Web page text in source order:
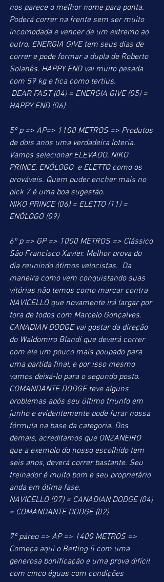
nos parece o melhor nome para ponta.
Poderá correr na frente sem ser muito
incomodada e vencer de um extremo ao
outro. ENERGIA GIVE tem seus dias de
correr e pode formar a dupla de Roberto
Solanês. HAPPY END vai muito pesada
com 59 kg e fica como tertius.
HAPPY END (06)
5º p => AP=> 1100 METROS => Produtos
de dois anos uma verdadeira loteria.
Vamos selecionar ELEVADO, NIKO
PRINCE, ENÓLOGO  e ELETTO como os
prováveis. Quem puder encher mais no
pick 7 é uma boa sugestão.
NIKO PRINCE (06) = ELETTO (11) =
ENÓLOGO (09)
6º p => GP => 1000 METROS => Clássico
São Francisco Xavier. Melhor prova do
dia reunindo ótimos velocistas.  Da
maneira como vem conquistando suas
vitórias não temos como marcar contra
NAVICELLO que novamente irá largar por
fora de todos com Marcelo Gonçalves.
CANADIAN DODGE vai gostar da direção
do Waldomiro Blandi que deverá correr
com ele um pouco mais poupado para
uma partida final, e por isso mesmo
vamos deixá-lo para o segundo posto.
COMANDANTE DODGE teve alguns
problemas após seu último triunfo em
junho e evidentemente pode furar nossa
fórmula na base da categoria. Dos
demais, acreditamos que ONZANEIRO
que a exemplo do nosso escolhido tem
seis anos, deverá correr bastante. Seu
treinador é muito bom e seu proprietário
anda em ótima fase.
NAVICELLO (07) = CANADIAN DODGE (04)
= COMANDANTE DODGE (02)
7º páreo => AP => 1400 METROS =>
Começa aqui o Betting 5 com uma
generosa bonificação e uma prova difícil
com cinco éguas com condições